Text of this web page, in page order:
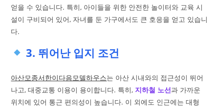
얻을 수 있습니다. 특히, 아이들을 위한 안전한 놀이터와 교육 시
설이 구비되어 있어, 자녀를 둔 가구에서도 큰 호응을 얻고 있습니
다.
3. 뛰어난 입지 조건
아산모종서한이다음모델하우스는 아산 시내와의 접근성이 뛰어
나고, 대중교통 이용이 용이합니다. 특히, 지하철 노선과 가까운
위치에 있어 통근 편의성이 높습니다. 이 외에도 인근에는 대형